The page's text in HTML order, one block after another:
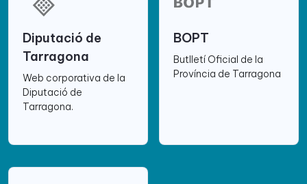
Diputació de
Tarragona
Web corporativa de la
Diputació de
Tarragona.
BOPT
Butlletí Oficial de la
Província de Tarragona